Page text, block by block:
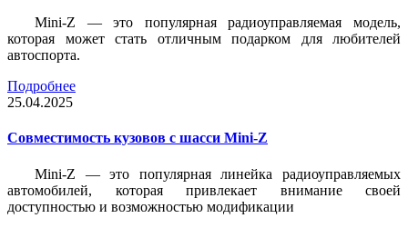
Mini-Z — это популярная радиоуправляемая модель,
которая может стать отличным подарком для любителей
автоспорта.
Подробнее
25.04.2025
Совместимость кузовов с шасси Mini-Z
Mini-Z — это популярная линейка радиоуправляемых
автомобилей, которая привлекает внимание своей
доступностью и возможностью модификации